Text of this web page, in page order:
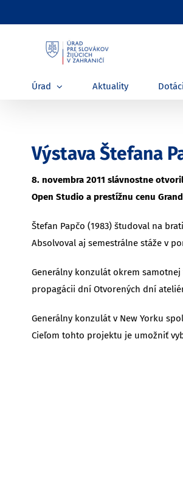
to
Úrad Aktuality
Výstava Štefana
8. novembra 2011 slávnostne
Open Studio a prestížnu cenu
Štefan Papčo (1983) študoval na
Absolvoval aj semestrálne stáže v
Generálny konzulát okrem
propagácii dní Otvorených dní
Generálny konzulát v New Yorku
Cieľom tohto projektu je umožniť